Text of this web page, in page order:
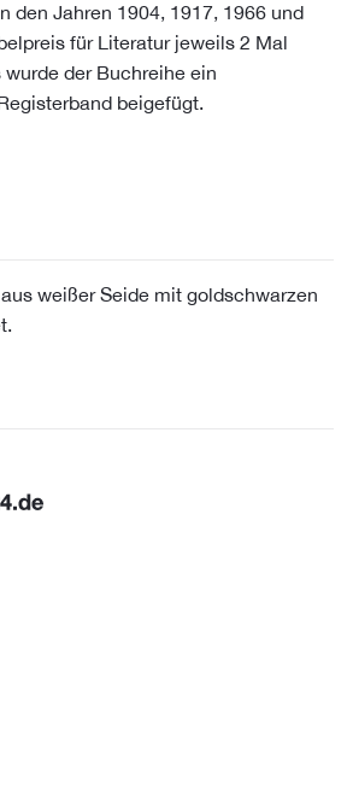
den Jahren 1904, 1917, 1966 und
für Literatur jeweils 2 Mal
der Buchreihe ein
beigefügt.
weißer Seide mit goldschwarzen